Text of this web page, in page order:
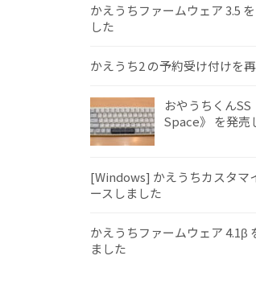
かえうちファームウェア 3.5
した
かえうち2 の予約受け付けを
おやうちくん
Space》 を発売
[Windows] かえうちカスタマ
ースしました
かえうちファームウェア 4.1β
ました